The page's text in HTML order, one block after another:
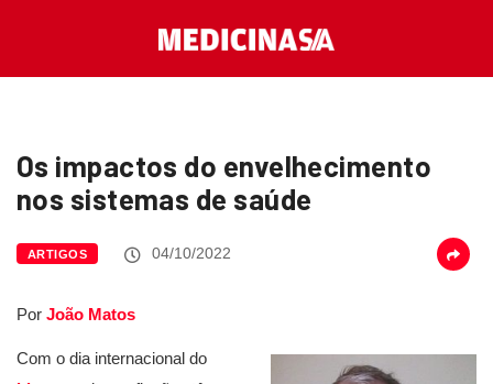
Os impactos do envelhecimento
nos sistemas de saúde
ARTIGOS 04/10/2022
Por João Matos
Com o dia internacional do